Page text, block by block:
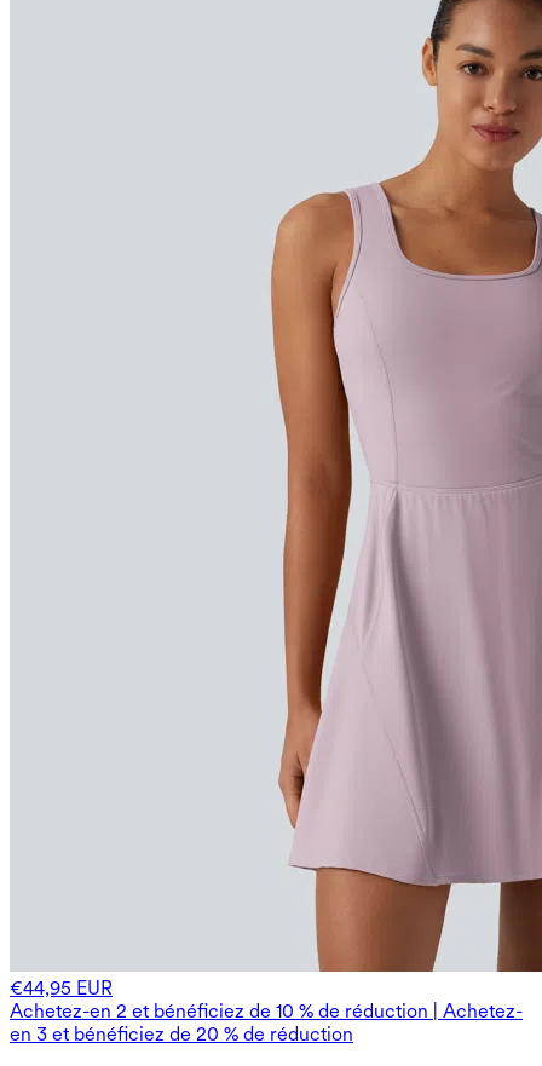
€44,95 EUR
Achetez-en 2 et bénéficiez de 10 % de réduction | Achetez-
en 3 et bénéficiez de 20 % de réduction